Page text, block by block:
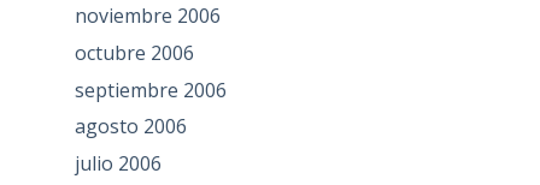
noviembre 2006
octubre 2006
septiembre 2006
agosto 2006
julio 2006